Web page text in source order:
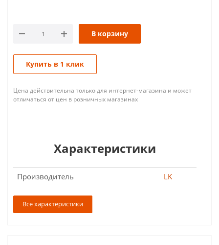
В корзину
Купить в 1 клик
Цена действительна только для интернет-магазина и может
отличаться от цен в розничных магазинах
Характеристики
Производитель LK
Все характеристики